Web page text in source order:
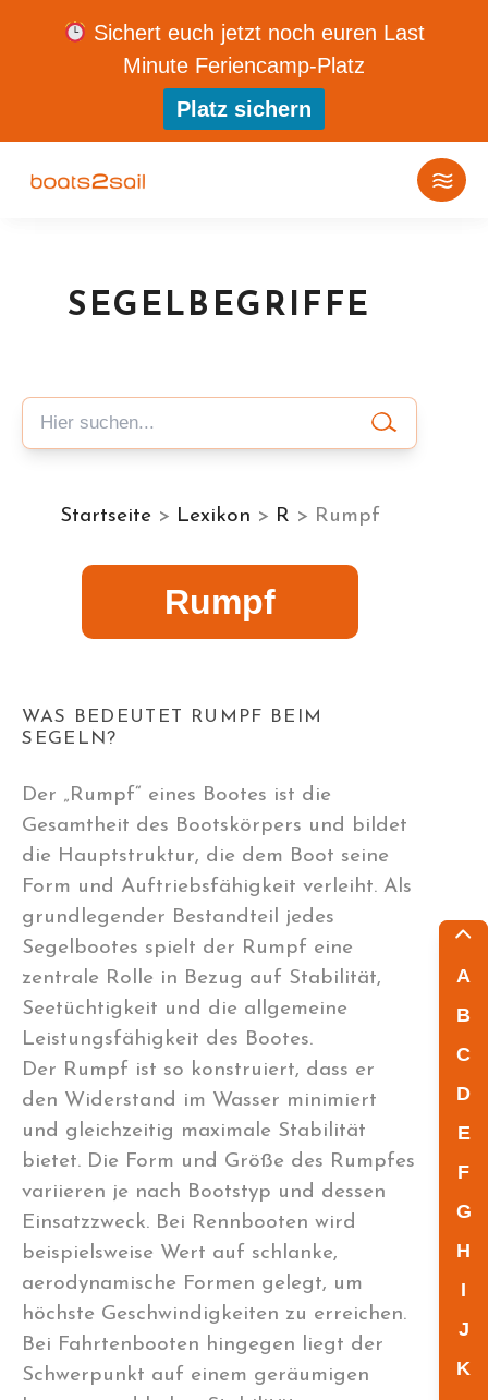
A
B
C
D
E
F
G
H
I
J
K
SEGELBEGRIFFE
Startseite> Lexikon > R > Rumpf
Rumpf
WAS BEDEUTET RUMPF BEIM
SEGELN?
Der „Rumpf“ eines Bootes ist die
Gesamtheit des Bootskörpers und bildet
die Hauptstruktur, die dem Boot seine
Form und Auftriebsfähigkeit verleiht. Als
grundlegender Bestandteil jedes
Segelbootes spielt der Rumpf eine
zentrale Rolle in Bezug auf Stabilität,
Seetüchtigkeit und die allgemeine
Leistungsfähigkeit des Bootes.
Der Rumpf ist so konstruiert, dass er
den Widerstand im Wasser minimiert
und gleichzeitig maximale Stabilität
bietet. Die Form und Größe des Rumpfes
variieren je nach Bootstyp und dessen
Einsatzzweck. Bei Rennbooten wird
beispielsweise Wert auf schlanke,
aerodynamische Formen gelegt, um
höchste Geschwindigkeiten zu erreichen.
Bei Fahrtenbooten hingegen liegt der
Schwerpunkt auf einem geräumigen
Sichert euch jetzt noch euren Last
Minute Feriencamp-Platz
Platz sichern